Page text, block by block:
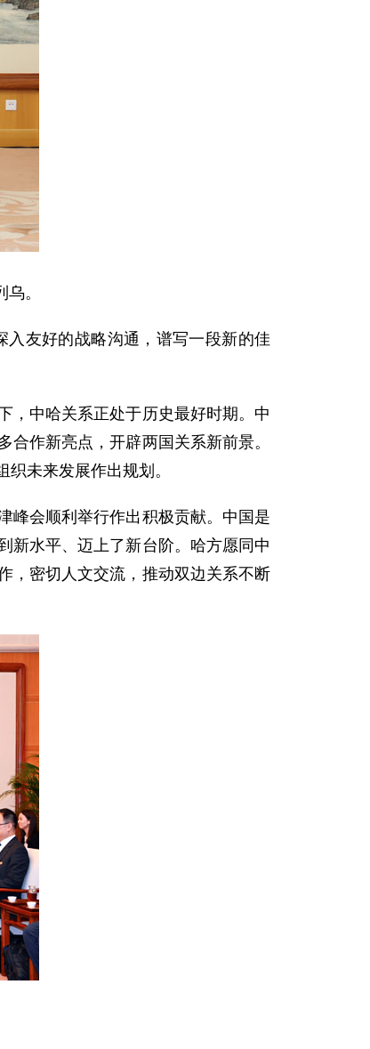
。
友好的战略沟通，谱写一段新的佳
，中哈关系正处于历史最好时期。中
作新亮点，开辟两国关系新前景。
未来发展作出规划。
峰会顺利举行作出积极贡献。中国是
新水平、迈上了新台阶。哈方愿同中
，密切人文交流，推动双边关系不断